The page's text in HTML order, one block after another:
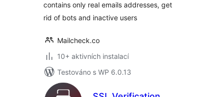
contains only real emails addresses, get
rid of bots and inactive users
Mailcheck.co
10+ aktivních instalací
Testováno s WP 6.0.13